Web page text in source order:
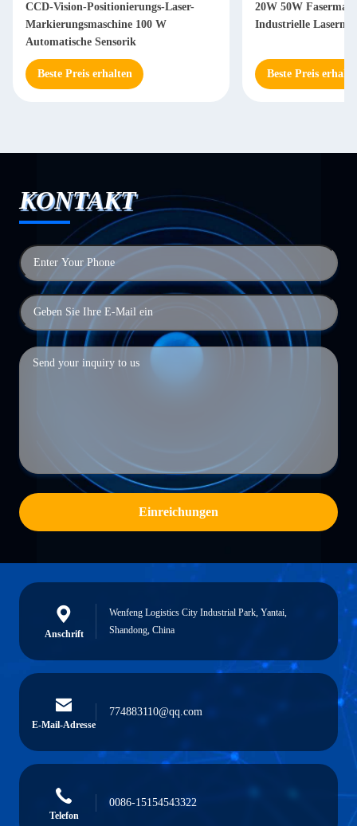
20W 50W Fasermarkierungsmaschine
Industrielle Lasermarkierungsmaschine
Beste Preis erhalten
30 Watt
Beste
KONTAKT
Einreichungen
Anschrift
Wenfeng Logistics City Industrial Park, Yantai,
Shandong, China
E-Mail-Adresse
774883110@qq.com
Telefon
0086-15154543322